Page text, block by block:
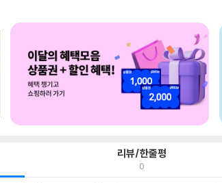
리뷰/한줄평
0